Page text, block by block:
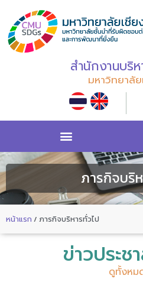
สำนักงานบริ
มหาวิทยาลัย
ภารกิจบริ
หน้าแรก / ภารกิจบริหารทั่วไป
ข่าวประ
ดูทั้งหม